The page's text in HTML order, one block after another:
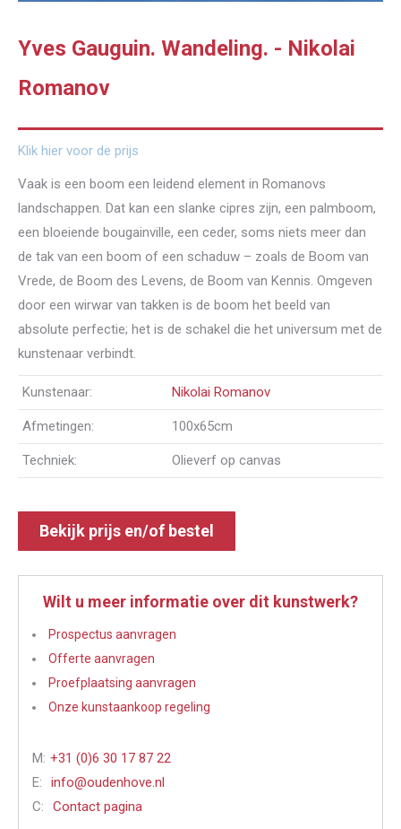
Yves Gauguin. Wandeling. - Nikolai
Romanov
Klik hier voor de prijs
Vaak is een boom een leidend element in Romanovs
landschappen. Dat kan een slanke cipres zijn, een palmboom,
een bloeiende bougainville, een ceder, soms niets meer dan
de tak van een boom of een schaduw – zoals de Boom van
Vrede, de Boom des Levens, de Boom van Kennis. Omgeven
door een wirwar van takken is de boom het beeld van
absolute perfectie; het is de schakel die het universum met de
kunstenaar verbindt.
Kunstenaar: Nikolai Romanov
Afmetingen: 100x65cm
Techniek: Olieverf op canvas
Bekijk prijs en/of bestel
Wilt u meer informatie over dit kunstwerk?
Prospectus aanvragen
Offerte aanvragen
Proefplaatsing aanvragen
Onze kunstaankoop regeling
M: +31 (0)6 30 17 87 22
E:
info@oudenhove.nl
C:
Contact pagina